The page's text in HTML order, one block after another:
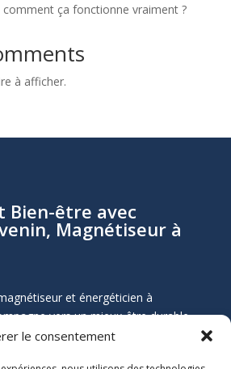
le consentement
comment ça fonctionne vraiment ?
à afficher.
Bien-être avec
Magnétiseur à
et énergéticien à
vers un mieux-être durable
Que vous souffriez de